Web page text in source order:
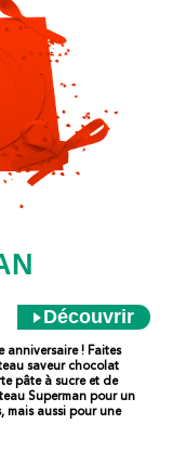
Découvrir
anniversaire ! Faites
saveur chocolat
pâte à sucre et de
Superman pour un
mais aussi pour une